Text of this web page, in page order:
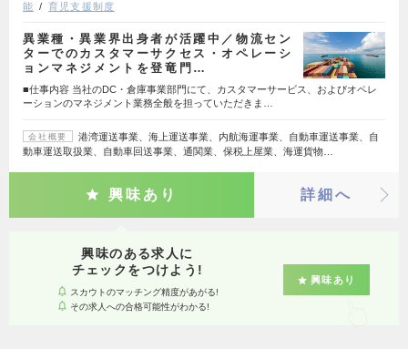
能
育児支援制度
異業種・異業界出身者が活躍中／物流セン
ターでのカスタマーサクセス・オペレーシ
ョンマネジメントを登竜門…
■仕事内容 当社のDC・倉庫事業部門にて、カスタマーサービス、およびオペレ
ーションのマネジメント業務全般を担っていただきま…
会社概要
港湾運送事業、海上運送事業、内航海運事業、自動車運送事業、自
動車運送取扱業、自動車回送事業、通関業、保税上屋業、海運貨物…
興味あり 詳細へ
興味のある求人に
チェックをつけよう!
スカウトのマッチング精度があがる!
その求人への合格可能性がわかる!
興味あり